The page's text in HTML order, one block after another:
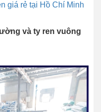
giá rẻ tại Hồ Chí Minh
và ty ren vuông